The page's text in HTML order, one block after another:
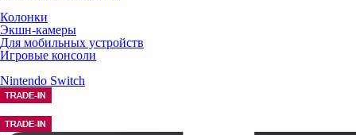
Колонки
Экшн-камеры
Для мобильных устройств
Игровые консоли
Nintendo Switch